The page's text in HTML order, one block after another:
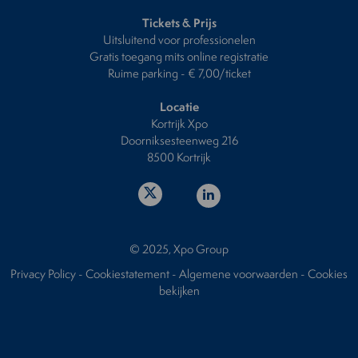
Tickets & Prijs
Uitsluitend voor professionelen
Gratis toegang mits online registratie
Ruime parking - € 7,00/ticket
Locatie
Kortrijk Xpo
Doorniksesteenweg 216
8500 Kortrijk
© 2025, Xpo Group
Privacy Policy-Cookiestatement-Algemene voorwaarden -Cookies
bekijken